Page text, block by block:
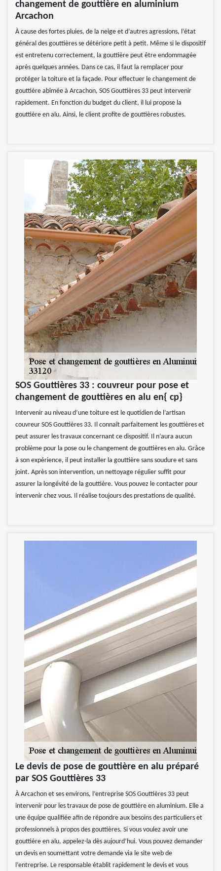
changement de gouttière en aluminium
Arcachon
À cause des fortes pluies, de la neige et d’autres agressions, l’état
général des gouttières se détériore petit à petit. Même si le dispositif
est entretenu correctement, la gouttière peut être endommagée
après quelques années. Dans ce cas, il faut la remplacer pour
protéger la toiture et la façade. Pour effectuer le changement de
gouttière abîmée à Arcachon, SOS Gouttières 33 peut intervenir
rapidement. En fonction du budget du client, il lui propose la
gouttière en alu. Ainsi, le client profite de gouttières robustes.
SOS Gouttières 33 : couvreur pour pose et
changement de gouttières en alu en{ cp}
Intervenir au niveau d’une toiture est le quotidien de l’artisan
couvreur SOS Gouttières 33. Il connaît parfaitement les gouttières et
peut assurer les travaux concernant ce dispositif. Il n’aura aucun
problème pour la pose ou le changement de gouttières en alu. Grâce
à son expérience, il peut installer la gouttière sans soudure et sans
joint. Après son intervention, un nettoyage régulier suffit pour
assurer la longévité de la gouttière. Vous pouvez le contacter pour
intervenir chez vous. Il réalise toujours des prestations de qualité.
Le devis de pose de gouttière en alu préparé
par SOS Gouttières 33
À Arcachon et ses environs, l’entreprise SOS Gouttières 33 peut
intervenir pour les travaux de pose de gouttière en aluminium. Elle a
une équipe qualifiée afin de répondre aux besoins des particuliers et
professionnels à propos des gouttières. Si vous voulez avoir une
gouttière en alu, appelez-la dès aujourd’hui. Vous pouvez demander
un devis en soumettant votre demande via le site web de
l’entreprise. Le responsable établit rapidement le devis et vous